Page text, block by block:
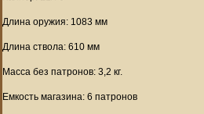
Длина оружия: 1083 мм
Длина ствола: 610 мм
Масса без патронов: 3,2 кг.
Емкость магазина: 6 патронов